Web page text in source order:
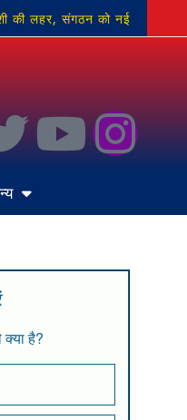
की लहर, संगठन को नई
रंगा
क्या है?